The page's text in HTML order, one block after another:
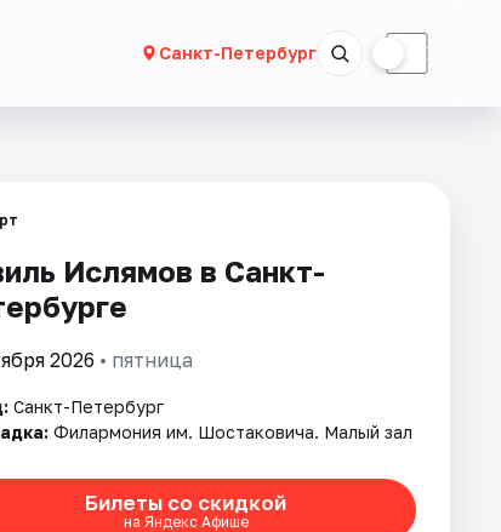
Санкт-Петербург ☾
Ислямов в Санкт-
2026 • пятница
Санкт-Петербург
Филармония им. Шостаковича. Малый зал
Билеты со скидкой
на Яндекс Афише